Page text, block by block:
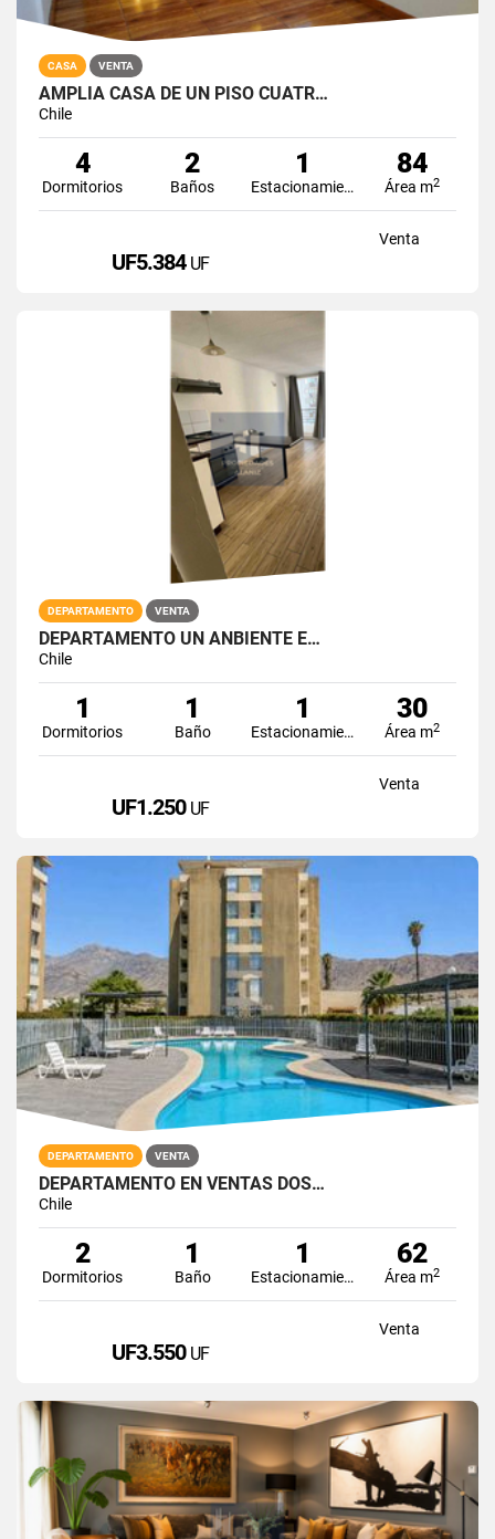
CASA VENTA
AMPLIA CASA DE UN PISO CUATR…
Chile
4
Dormitorios
2
Baños
1
Estacionamiento
84
Área m2
Venta
UF5.384 UF
DEPARTAMENTO VENTA
DEPARTAMENTO UN ANBIENTE E…
Chile
1
Dormitorios
1
Baño
1
Estacionamiento
30
Área m2
Venta
UF1.250 UF
DEPARTAMENTO VENTA
DEPARTAMENTO EN VENTAS DOS…
Chile
2
Dormitorios
1
Baño
1
Estacionamiento
62
Área m2
Venta
UF3.550 UF